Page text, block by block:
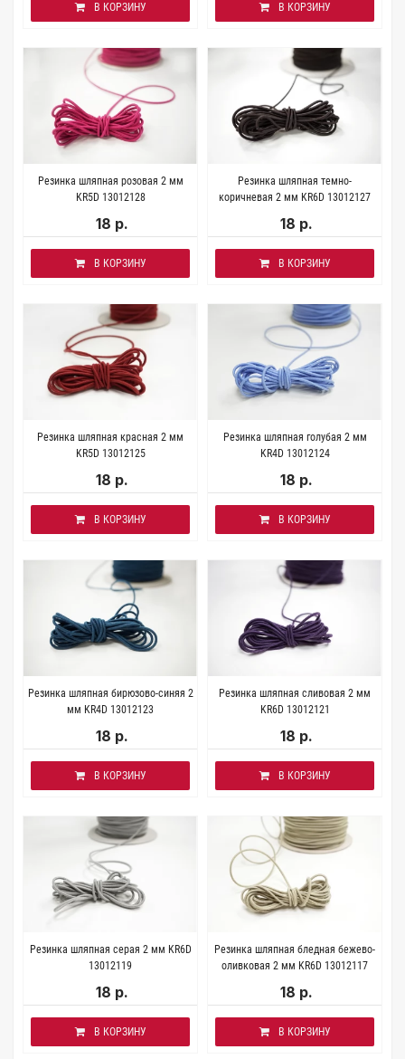
В КОРЗИНУ В КОРЗИНУ
Резинка шляпная розовая 2 мм
KR5D 13012128
18 р.
В КОРЗИНУ
Резинка шляпная темно-
коричневая 2 мм KR6D 13012127
18 р.
В КОРЗИНУ
Резинка шляпная красная 2 мм
KR5D 13012125
18 р.
В КОРЗИНУ
Резинка шляпная голубая 2 мм
KR4D 13012124
18 р.
В КОРЗИНУ
Резинка шляпная бирюзово-синяя 2
мм KR4D 13012123
18 р.
В КОРЗИНУ
Резинка шляпная сливовая 2 мм
KR6D 13012121
18 р.
В КОРЗИНУ
Резинка шляпная серая 2 мм KR6D
13012119
18 р.
В КОРЗИНУ
Резинка шляпная бледная бежево-
оливковая 2 мм KR6D 13012117
18 р.
В КОРЗИНУ